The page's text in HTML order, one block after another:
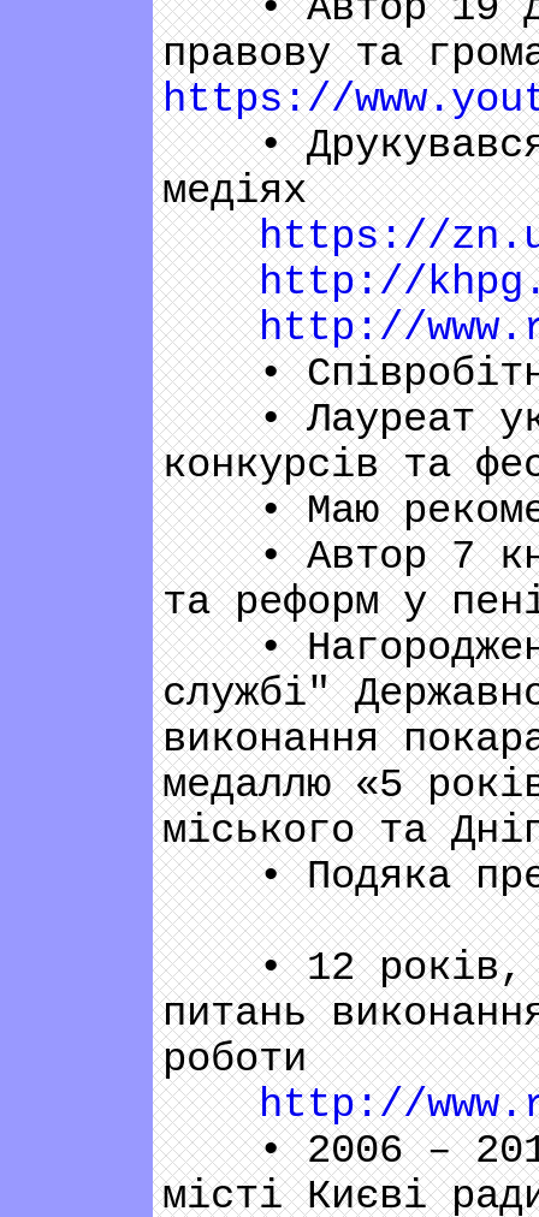
правову та
https://
• Друкувався
медіях
https://
http://
http://
•
• Лауреат
конкурсів та
• Маю
• Автор 7 книг
та реформ у
•
службі"
виконання
медаллю «5
міського та
• Подяка
• 12 років,
питань
роботи
http://
• 2006 – 2010
місті Києві